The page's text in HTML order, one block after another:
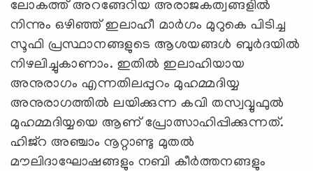
ലോകത്ത് അറങ്ങേറിയ അരാജകത്വങ്ങളില്‍
നിന്നും ഒഴിഞ്ഞ് ഇലാഹീ മാര്‍ഗം മുറുകെ പിടിച്ച
സൂഫി പ്രസ്ഥാനങ്ങളുടെ ആശയങ്ങള്‍ ബുര്‍ദയില്‍
നിഴലിച്ചുകാണാം. ഇതില്‍ ഇലാഹിയായ
അനുരാഗം എന്നതിലപ്പുറം മുഹമ്മദിയ്യ
അനുരാഗത്തില്‍ ലയിക്കുന്ന കവി തസ്വവ്വുഫുല്‍
മുഹമ്മദിയ്യയെ ആണ് പ്രോത്സാഹിപ്പിക്കുന്നത്.
ഹിജ്‌റ അഞ്ചാം നൂറ്റാണ്ടു മുതല്‍
മൗലിദാഘോഷങ്ങളും നബി കീര്‍ത്തനങ്ങളും